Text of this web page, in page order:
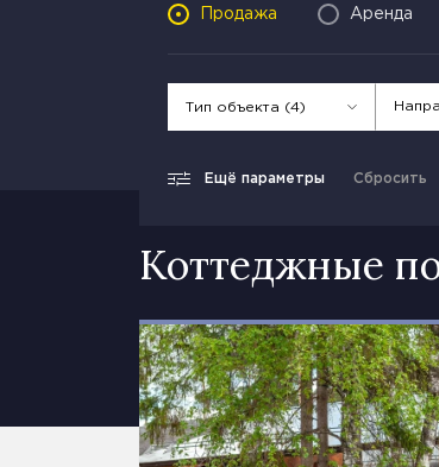
Продажа Аренда
Тип объекта (4)
Ещё параметры Сбросить
Коттеджные